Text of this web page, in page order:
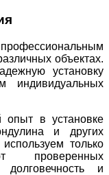
объектах.
установку
индивидуальных
в установке
и других
только
проверенных
долговечность и